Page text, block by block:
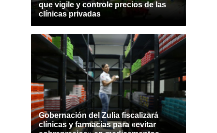
que vigile y controle precios de las
clínicas privadas
Gobernación del Zulia fiscalizará
clínicas y farmacias para «evitar